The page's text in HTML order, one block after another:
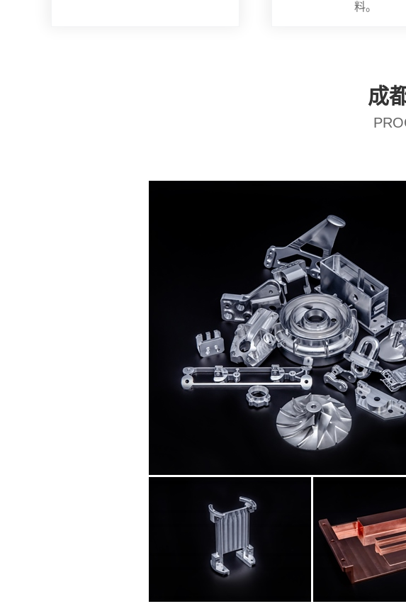
料。
成